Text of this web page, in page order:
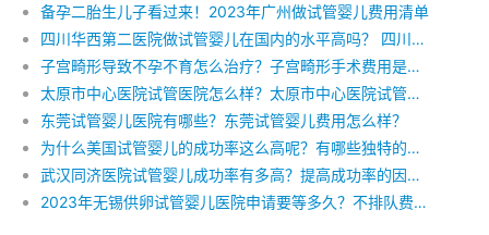
备孕二胎生儿子看过来！2023年广州做试管婴儿费用清单
四川华西第二医院做试管婴儿在国内的水平高吗？ 四川华西第二医院试管费用
子宫畸形导致不孕不育怎么治疗？子宫畸形手术费用是多少？
太原市中心医院试管医院怎么样？太原市中心医院试管婴儿费用
东莞试管婴儿医院有哪些？东莞试管婴儿费用怎么样？
为什么美国试管婴儿的成功率这么高呢？有哪些独特的优势呢？
武汉同济医院试管婴儿成功率有多高？提高成功率的因素以及武汉同济医院试管婴儿费用有哪些？
2023年无锡供卵试管婴儿医院申请要等多久？不排队费用是多少？